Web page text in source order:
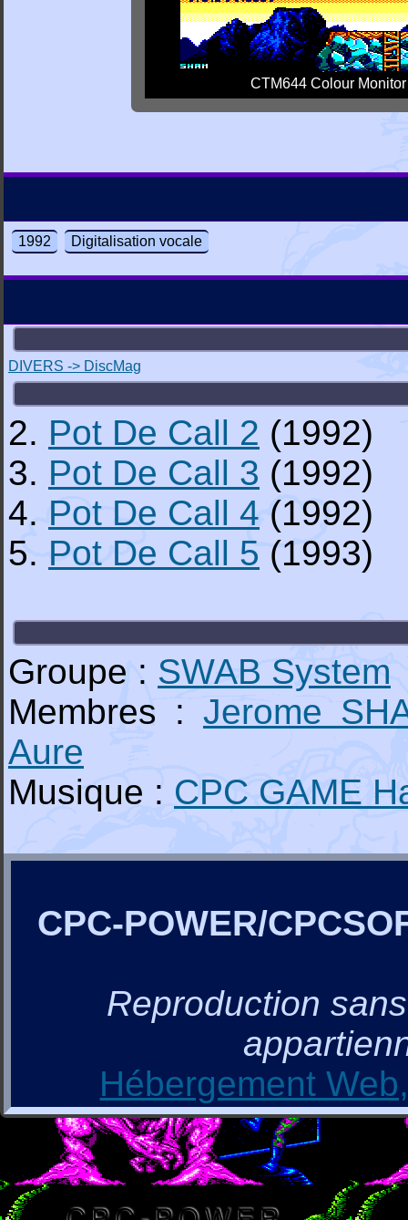
CTM644 Colour Monitor
1992 Digitalisation vocale
DIVERS -> DiscMag
2. Pot De Call 2 (1992)
3. Pot De Call 3 (1992)
4. Pot De Call 4 (1992)
5. Pot De Call 5 (1993)
Groupe : SWAB System
Membres : Jerome
Aure
Musique : CPC GAME
CPC-POWER/
Reproduction
Hébergement